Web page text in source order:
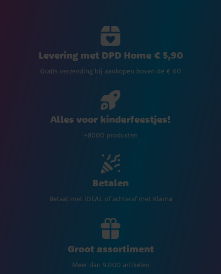
Levering met DPD Home € 5,90
Gratis verzending bij aankopen boven de € 60
Alles voor kinderfeestjes!
+8000 producten
Betalen
Betaal met iDEAL of achteraf met Klarna
Groot assortiment
Meer dan 9.000 artikelen